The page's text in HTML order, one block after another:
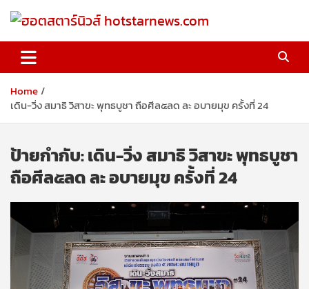
ฮอตสตาร์นิวส์ hotstarnews.com
Home
เดิน-วิ่ง สมาธิ วิสาขะ พุทธบูชา ถือศีล๕ลด ละ อบายมุข ครั้งที่ 24
ป้ายกำกับ:เดิน-วิ่ง สมาธิ วิสาขะ พุทธบูชา
ถือศีล๕ลด ละ อบายมุข ครั้งที่ 24